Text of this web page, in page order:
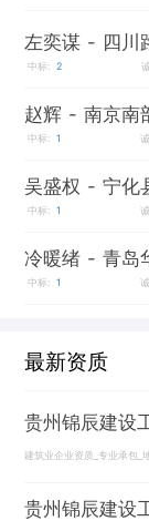
左奕谋 - 四川
中标: 2
赵辉 - 南京南
中标: 1
吴盛权 - 宁化
中标: 1
冷暖绪 - 青岛
中标: 1
最新资质
贵州锦辰建设
建筑业企业资质_专业承包_
贵州锦辰建设